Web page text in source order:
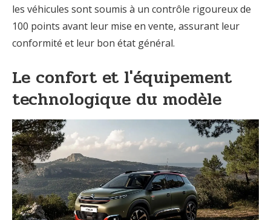
les véhicules sont soumis à un contrôle rigoureux de
100 points avant leur mise en vente, assurant leur
conformité et leur bon état général.
Le confort et l'équipement
technologique du modèle